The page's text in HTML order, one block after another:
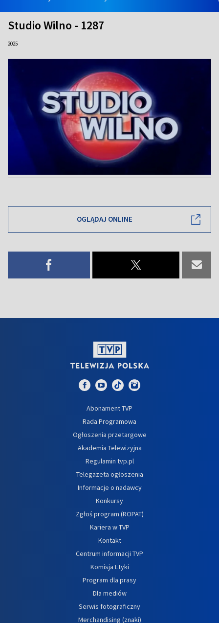
Studio Wilno - 1287
2025
OGLĄDAJ ONLINE
Abonament TVP
Rada Programowa
Ogłoszenia przetargowe
Akademia Telewizyjna
Regulamin tvp.pl
Telegazeta ogłoszenia
Informacje o nadawcy
Konkursy
Zgłoś program (ROPAT)
Kariera w TVP
Kontakt
Centrum informacji TVP
Komisja Etyki
Program dla prasy
Dla mediów
Serwis fotograficzny
Merchandising (znaki)